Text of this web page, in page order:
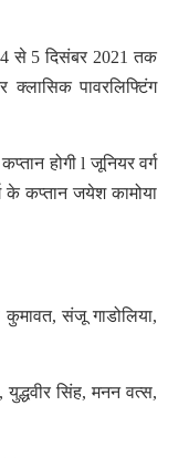
4 से 5 दिसंबर 2021 तक
पावरलिफ्टिंग
होगी l जूनियर वर्ग
के कप्तान जयेश कामोया
कुमावत, संजू गाडोलिया,
सिंह, मनन वत्स,